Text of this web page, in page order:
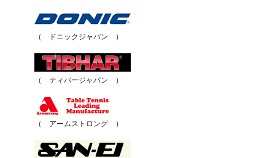
（ ドニックジャパン ）
（ ティバージャパン ）
（ アームストロング ）